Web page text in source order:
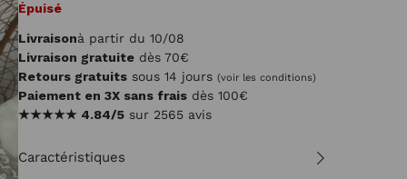
Épuisé
Livraisonà partir du 10/08
Livraison gratuite dès 70€
Retours gratuits sous 14 jours (voir les conditions)
Paiement en 3X sans frais dès 100€
★★★★★ 4.84/5 sur 2565 avis
Caractéristiques